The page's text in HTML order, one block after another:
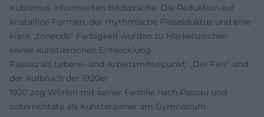
Kubismus informierten Bildsprache. Die Reduktion auf
kristalline Formen, der rhythmische Pinselduktus und eine
klare, „tönende“ Farbigkeit wurden zu Markenzeichen
seiner künstlerischen Entwicklung.
Passau als Lebens- und Arbeitsmittelpunkt: „Der Fels“ und
der Aufbruch der 1920er
1920 zog Wörlen mit seiner Familie nach Passau und
unterrichtete als Kunsterzieher am Gymnasium